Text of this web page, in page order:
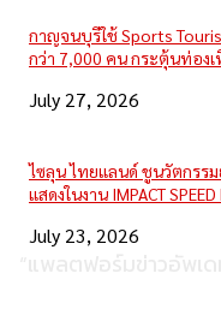
กาญจนบุรีใช้ Sports
กว่า 7,000 คน กระตุ้นท่องเ
July 27, 2026
ไซลุน ไทยแลนด์ ชูนวัตกรรม
แสดงในงาน IMPACT
July 23, 2026